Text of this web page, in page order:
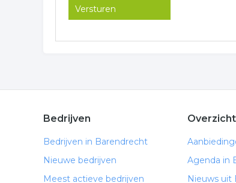
Bedrijven
Bedrijven in Barendrecht
Nieuwe bedrijven
Meest actieve bedrijven
Agenda in
Nieuws uit